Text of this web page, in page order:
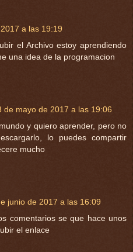
a las 19:19
el Archivo estoy aprendiendo
una idea de la programacion
de mayo de 2017 a las 19:06
y quiero aprender, pero no
lo puedes compartir
mucho
junio de 2017 a las 16:09
comentarios se que hace unos
el enlace